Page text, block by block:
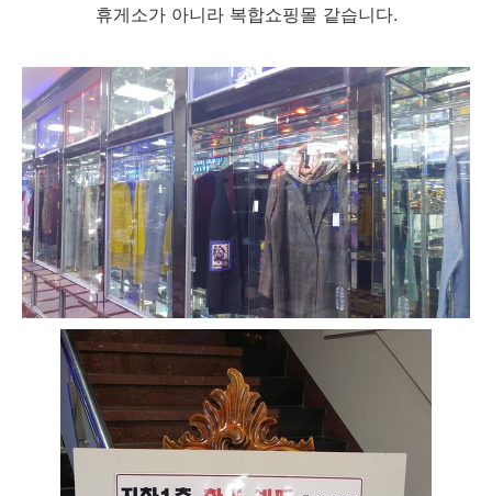
휴게소가 아니라 복합쇼핑몰 같습니다.